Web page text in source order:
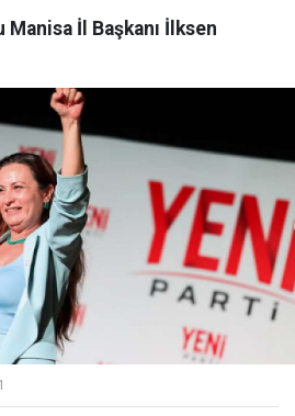
İl Başkanı İlksen